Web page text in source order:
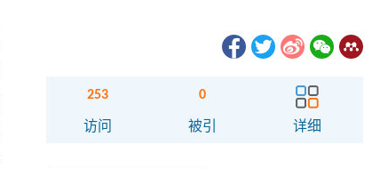
253
访问
0
被引 详细